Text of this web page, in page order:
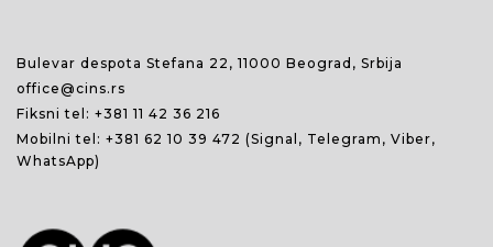
Bulevar despota Stefana 22, 11000 Beograd, Srbija
office@cins.rs
Fiksni tel: +381 11 42 36 216
Mobilni tel: +381 62 10 39 472 (Signal, Telegram, Viber,
WhatsApp)